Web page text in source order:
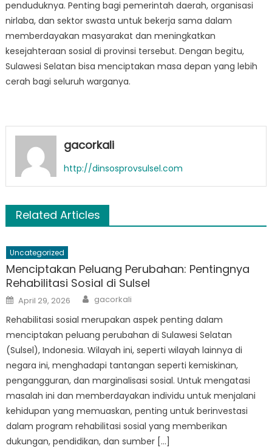
penduduknya. Penting bagi pemerintah daerah, organisasi
nirlaba, dan sektor swasta untuk bekerja sama dalam
memberdayakan masyarakat dan meningkatkan
kesejahteraan sosial di provinsi tersebut. Dengan begitu,
Sulawesi Selatan bisa menciptakan masa depan yang lebih
cerah bagi seluruh warganya.
gacorkali
http://dinsosprovsulsel.com
Related Articles
Uncategorized
Menciptakan Peluang Perubahan: Pentingnya
Rehabilitasi Sosial di Sulsel
Posted
on
April 29, 2026 Author
gacorkali
Rehabilitasi sosial merupakan aspek penting dalam
menciptakan peluang perubahan di Sulawesi Selatan
(Sulsel), Indonesia. Wilayah ini, seperti wilayah lainnya di
negara ini, menghadapi tantangan seperti kemiskinan,
pengangguran, dan marginalisasi sosial. Untuk mengatasi
masalah ini dan memberdayakan individu untuk menjalani
kehidupan yang memuaskan, penting untuk berinvestasi
dalam program rehabilitasi sosial yang memberikan
dukungan, pendidikan, dan sumber […]